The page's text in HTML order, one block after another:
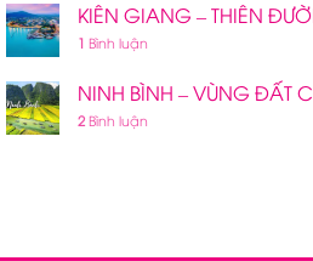
KIÊN GIANG – THIÊN
1 Bình luận
NINH BÌNH – VÙNG ĐẤT
2 Bình luận